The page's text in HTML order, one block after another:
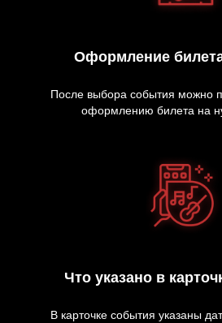
Оформление
После выбора события можно
оформлению билета на
Что указано в
В карточке события указаны